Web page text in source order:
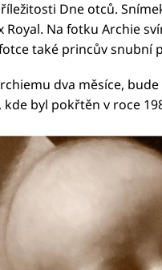
Dne otců.
Royal. Na fotku Archie
také princův snubní
dva měsíce,
kde byl pokřtěn v roce